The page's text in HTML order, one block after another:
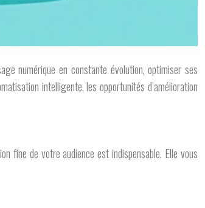
numérique en constante évolution, optimiser ses
intelligente, les opportunités d’amélioration
fine de votre audience est indispensable. Elle vous